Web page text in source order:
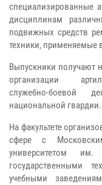
специализированные
дисциплинам
подвижных средств
техники, применяемые
Выпускники получают
организации
служебно-боевой
национальной гвардии.
На факультете
сфере с
университетом
государственными
учебными